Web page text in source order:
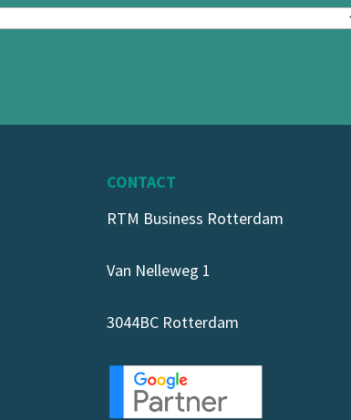
CONTACT
RTM Business Rotterdam
Van Nelleweg 1
3044BC Rotterdam